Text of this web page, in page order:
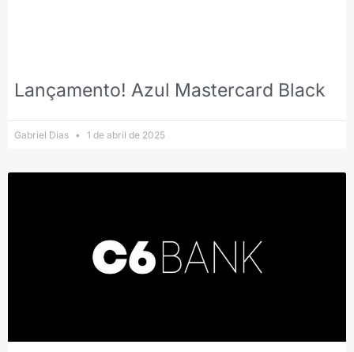
Lançamento! Azul Mastercard Black
Gabriel Dias 1 de abril de 2025